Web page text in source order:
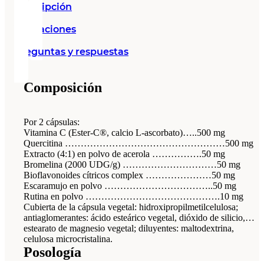
Descripción
Valoraciones
Preguntas y respuestas
Composición
Por 2 cápsulas:
Vitamina C (Ester-C®, calcio L-ascorbato)…..500 mg
Quercitina ……………………………………………500 mg
Extracto (4:1) en polvo de acerola …………….50 mg
Bromelina (2000 UDG/g) …………………………50 mg
Bioflavonoides cítricos complex …………………50 mg
Escaramujo en polvo ……………………………..50 mg
Rutina en polvo …………………………………….10 mg
Cubierta de la cápsula vegetal: hidroxipropilmetilcelulosa;
antiaglomerantes: ácido esteárico vegetal, dióxido de silicio,
estearato de magnesio vegetal; diluyentes: maltodextrina,
celulosa microcristalina.
Posología